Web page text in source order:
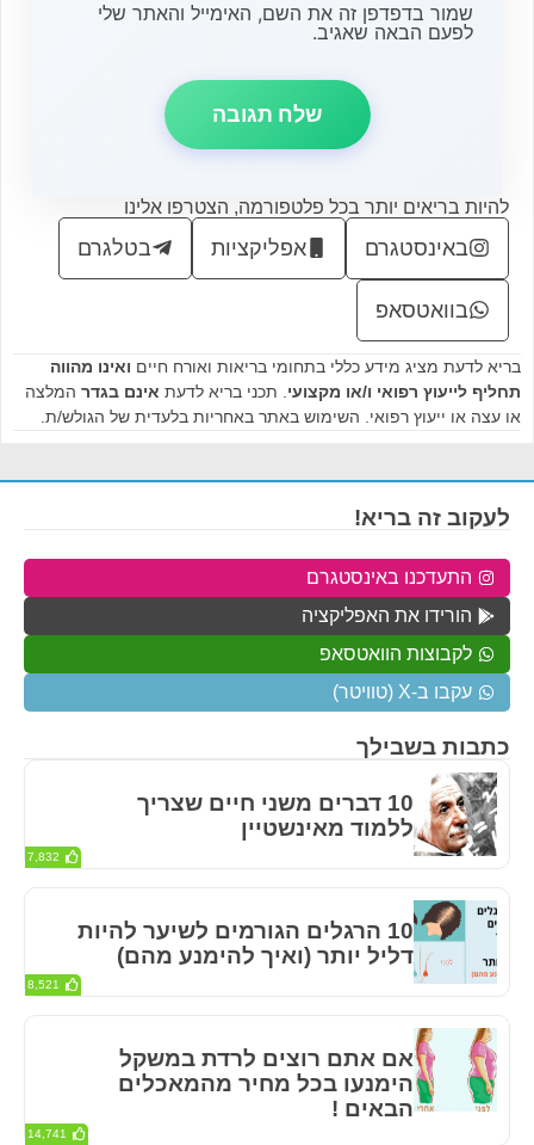
שמור בדפדפן זה את השם, האימייל והאתר שלי
לפעם הבאה שאגיב.
להיות בריאים יותר בכל פלטפורמה, הצטרפו אלינו
באינסטגרם אפליקציות בטלגרם
בוואטסאפ
בריא לדעת מציג מידע כללי בתחומי בריאות ואורח חיים ואינו מהווה
תחליף לייעוץ רפואי ו/או מקצועי . תכני בריא לדעת אינם בגדר המלצה
או עצה או ייעוץ רפואי. השימוש באתר באחריות בלעדית של הגולש/ת.
כתבות בשבילך
10 דברים משני חיים שצריך
ללמוד מאינשטיין
7,832
10 הרגלים הגורמים לשיער להיות
דליל יותר (ואיך להימנע מהם)
8,521
אם אתם רוצים לרדת במשקל
הימנעו בכל מחיר מהמאכלים
הבאים !
14,741
לעקוב זה בריא!
התעדכנו באינסטגרם
הורידו את האפליקציה
לקבוצות הוואטסאפ
עקבו ב-X (טוויטר)